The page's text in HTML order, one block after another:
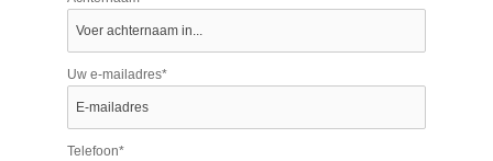
Uw e-mailadres*
Telefoon*